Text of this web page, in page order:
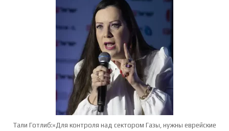
Тали Готлиб:«Для контроля над сектором Газы, нужны еврейские